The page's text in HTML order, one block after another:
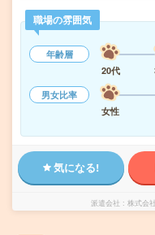
職場の雰囲気
年齢層
20代
男女比率
女性
気になる!
派遣会社 株式会